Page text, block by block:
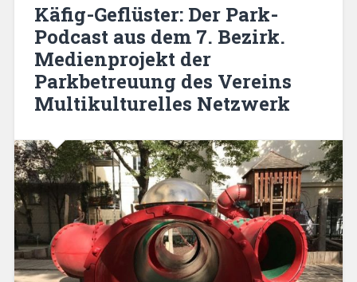
Käfig-Geflüster: Der Park-
Podcast aus dem 7. Bezirk.
Medienprojekt der
Parkbetreuung des Vereins
Multikulturelles Netzwerk